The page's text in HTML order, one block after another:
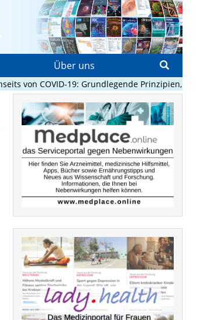
Über uns
von COVID-19: Grundlegende Prinzipien, die